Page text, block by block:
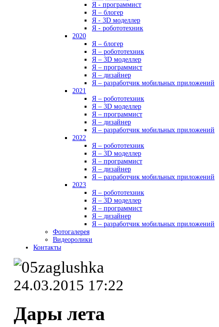
Я - программист
Я – блогер
Я - 3D моделлер
Я - робототехник
2020
Я – блогер
Я – робототехник
Я – 3D моделлер
Я – программист
Я – дизайнер
Я – разработчик мобильных приложений
2021
Я – робототехник
Я – 3D моделлер
Я – программист
Я – дизайнер
Я – разработчик мобильных приложений
2022
Я – робототехник
Я – 3D моделлер
Я – программист
Я – дизайнер
Я – разработчик мобильных приложений
2023
Я – робототехник
Я – 3D моделлер
Я – программист
Я – дизайнер
Я – разработчик мобильных приложений
Фотогалерея
Видеоролики
Контакты
24.03.2015 17:22
Дары лета